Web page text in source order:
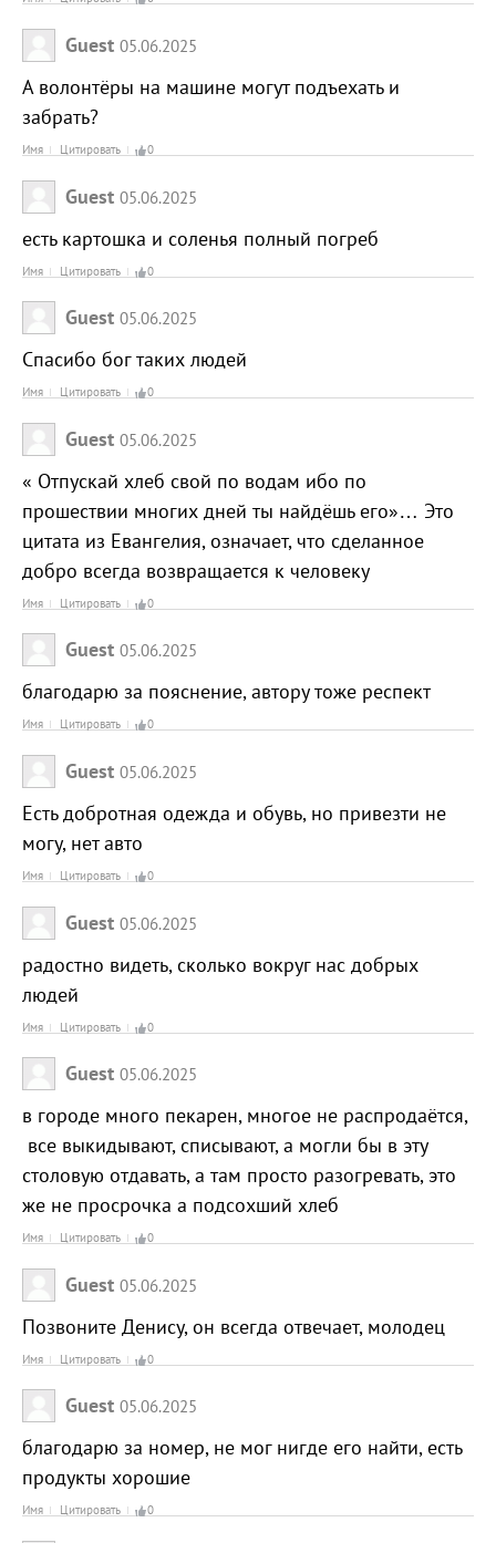
Guest 05.06.2025
А волонтёры на машине могут подъехать и
забрать?
Имя Цитировать 0
Guest 05.06.2025
есть картошка и соленья полный погреб
Имя Цитировать 0
Guest 05.06.2025
Спасибо бог таких людей
Имя Цитировать 0
Guest 05.06.2025
« Отпускай хлеб свой по водам ибо по
прошествии многих дней ты найдёшь его»… Это
цитата из Евангелия, означает, что сделанное
добро всегда возвращается к человеку
Имя Цитировать 0
Guest 05.06.2025
благодарю за пояснение, автору тоже респект
Имя Цитировать 0
Guest 05.06.2025
Есть добротная одежда и обувь, но привезти не
могу, нет авто
Имя Цитировать 0
Guest 05.06.2025
радостно видеть, сколько вокруг нас добрых
людей
Имя Цитировать 0
Guest 05.06.2025
в городе много пекарен, многое не распродаётся,
все выкидывают, списывают, а могли бы в эту
столовую отдавать, а там просто разогревать, это
же не просрочка а подсохший хлеб
Имя Цитировать 0
Guest 05.06.2025
Позвоните Денису, он всегда отвечает, молодец
Имя Цитировать 0
Guest 05.06.2025
благодарю за номер, не мог нигде его найти, есть
продукты хорошие
Имя Цитировать 0